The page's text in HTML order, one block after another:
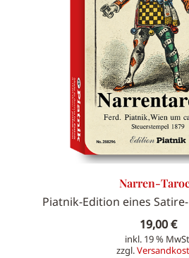
Narren-
Piatnik-Edition eines
19,00€
inkl. 19 %
zzgl.